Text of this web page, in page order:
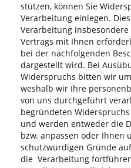
stützen, können Sie
Verarbeitung einlegen.
Verarbeitung
Vertrags mit Ihnen
bei der nachfolgenden
dargestellt wird. Bei
Widerspruchs bitten wir
weshalb wir Ihre
von uns durchgeführt
begründeten
und werden entweder die
bzw. anpassen oder Ihnen
schutzwürdigen Gründe
die Verarbeitung